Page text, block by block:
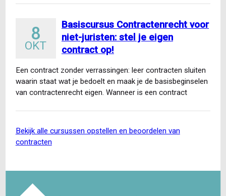
8
OKT
Basiscursus Contractenrecht voor
niet-juristen: stel je eigen
contract op!
Een contract zonder verrassingen: leer contracten sluiten
waarin staat wat je bedoelt en maak je de basisbeginselen
van contractenrecht eigen. Wanneer is een contract
bekijk alle cursussen opstellen en beoordelen van
contracten